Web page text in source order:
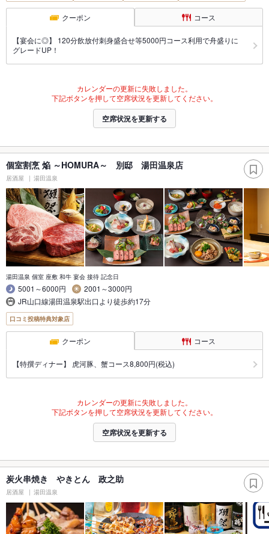
クーポン コース
【宴会に◎】 120分飲放付刺身盛合せ等5000円コース利用で舟盛りに
グレードUP！
カレンダーの更新に失敗しました。
下記ボタンを押して空席状況を更新してください。
空席状況を更新する
個室割烹 焔 ～HOMURA～ 別邸 湯田温泉店
居酒屋 湯田温泉
湯田温泉 個室 座敷 和牛 宴会 接待 記念日
5001～6000円
2001～3000円
JR山口線湯田温泉駅出口より徒歩約17分
口コミ投稿特典対象店
クーポン コース
【特撰ディナー】 虎河豚、蟹コース8,800円(税込)
カレンダーの更新に失敗しました。
下記ボタンを押して空席状況を更新してください。
空席状況を更新する
炭火串焼き やきとん 政之助
居酒屋 湯田温泉